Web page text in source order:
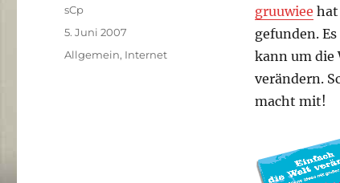
gruuwiee hat
gefunden.
kann um die
verändern.
macht mit!
Autor
sCp
Veröffentlicht
am
5. Juni 2007
Kategorien
Allgemein, Internet